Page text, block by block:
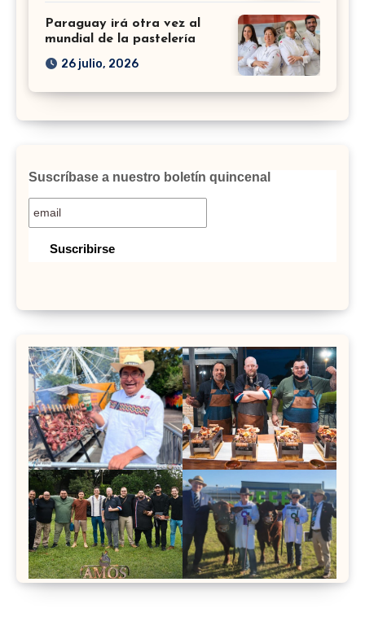
Paraguay irá otra vez al
mundial de la pastelería
26 julio, 2026
Suscríbase a nuestro boletín quincenal